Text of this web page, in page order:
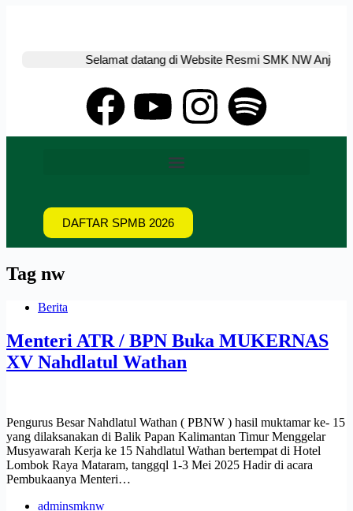
Selamat datang di Website Resmi SMK NW Anjani
DAFTAR SPMB 2026
Tag nw
Berita
Menteri ATR / BPN Buka MUKERNAS
XV Nahdlatul Wathan
Pengurus Besar Nahdlatul Wathan ( PBNW ) hasil muktamar ke- 15
yang dilaksanakan di Balik Papan Kalimantan Timur Menggelar
Musyawarah Kerja ke 15 Nahdlatul Wathan bertempat di Hotel
Lombok Raya Mataram, tanggql 1-3 Mei 2025 Hadir di acara
Pembukaanya Menteri…
adminsmknw